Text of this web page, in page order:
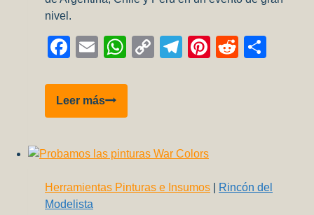
nivel.
Facebook
EmailWhatsApp
CopyTelegram
Pinterest
Reddit
Leer másIPMS
Córdoba
la
Convención
Herramientas Pinturas e Insumos
Rincón del
Modelista